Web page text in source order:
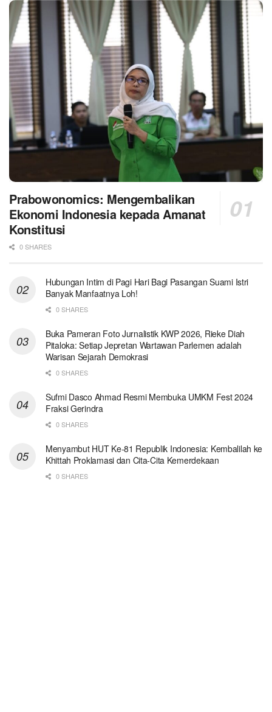
Prabowonomics: Mengembalikan
Ekonomi Indonesia kepada Amanat
Konstitusi
0 SHARES
Hubungan Intim di Pagi Hari Bagi Pasangan Suami Istri
Banyak Manfaatnya Loh!
0 SHARES
Buka Pameran Foto Jurnalistik KWP 2026, Rieke Diah
Pitaloka: Setiap Jepretan Wartawan Parlemen adalah
Warisan Sejarah Demokrasi
0 SHARES
Sufmi Dasco Ahmad Resmi Membuka UMKM Fest 2024
Fraksi Gerindra
0 SHARES
Menyambut HUT Ke-81 Republik Indonesia: Kembalilah ke
Khittah Proklamasi dan Cita-Cita Kemerdekaan
0 SHARES